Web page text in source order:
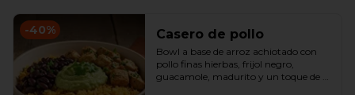
-40% Casero de pollo
Bowl a base de arroz achiotado con
pollo finas hierbas, frijol negro,
guacamole, madurito y un toque de